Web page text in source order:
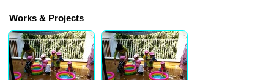
Works & Projects